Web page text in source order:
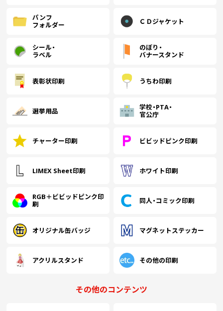
パンフ
フォルダー
ＣＤジャケット
シール・
ラベル
のぼり・
バナースタンド
表彰状印刷 うちわ印刷
選挙用品
学校・PTA・
官公庁
チャーター印刷 ビビッドピンク印刷
LIMEX Sheet印刷 ホワイト印刷
RGB＋ビビッドピンク印
刷
同人・コミック印刷
オリジナル缶バッジ マグネットステッカー
アクリルスタンド その他の印刷
その他のコンテンツ